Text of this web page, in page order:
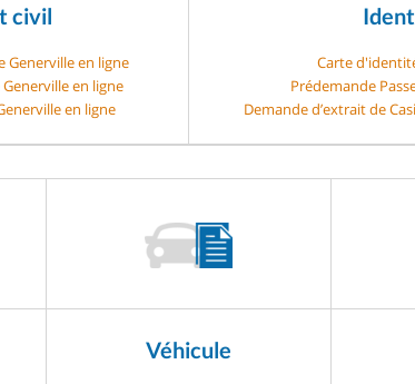
civil
Generville en ligne
en ligne
en ligne
Carte
Prédemande
Demande d’extrait de
Véhicule